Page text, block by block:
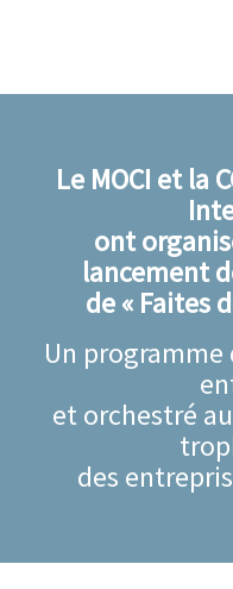
Le MOCI et la
ont
lancement
de « Faites
Un programme
et orchestré
des